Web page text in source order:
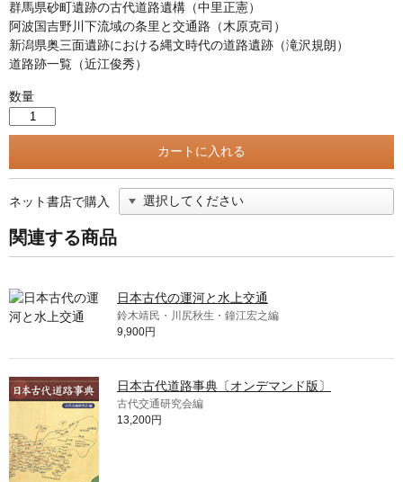
群馬県砂町遺跡の古代道路遺構（中里正憲）
阿波国吉野川下流域の条里と交通路（木原克司）
新潟県奥三面遺跡における縄文時代の道路遺跡（滝沢規朗）
道路跡一覧（近江俊秀）
数量
ネット書店で購入
関連する商品
日本古代の運河と水上交通
鈴木靖民・川尻秋生・鐘江宏之編
9,900円
日本古代道路事典〔オンデマンド版〕
古代交通研究会編
13,200円